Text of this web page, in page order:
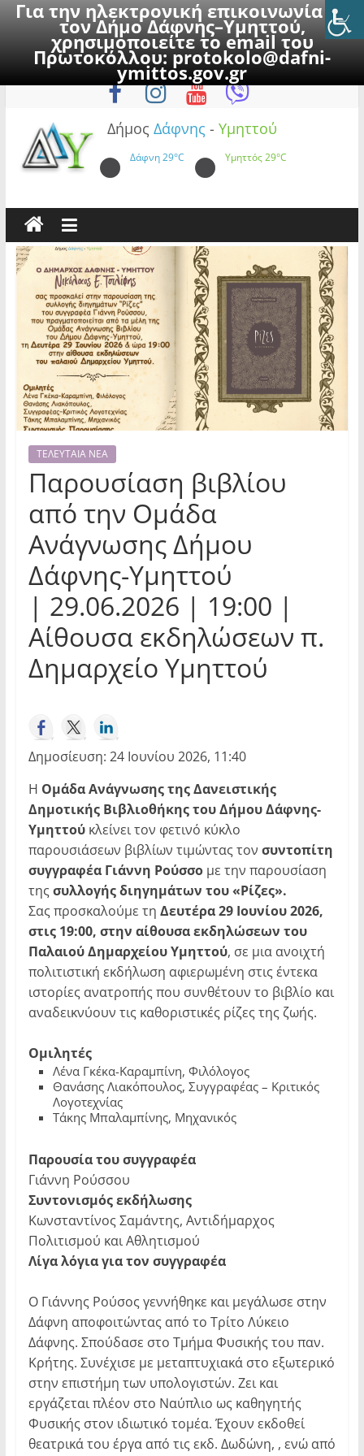
Για την ηλεκτρονική επικοινωνία με
τον Δήμο Δάφνης–Υμηττού,
χρησιμοποιείτε το email του
Πρωτοκόλλου:protokolo@dafni-
ymittos.gov.gr
to
Πέμπτη, 6 Αυγούστου 2026
Δήμος Δάφνης - Υμηττού
Δάφνη29°C Υμηττός29°C
ΤΕΛΕΥΤΑΙΑ ΝΕΑ
Παρουσίαση βιβλίου
από την Ομάδα
Ανάγνωσης Δήμου
Δάφνης-Υμηττού
| 29.06.2026 | 19:00 |
Αίθουσα εκδηλώσεων π.
Δημαρχείο Υμηττού
Δημοσίευση: 24 Ιουνίου 2026, 11:40
Η Ομάδα Ανάγνωσης της Δανειστικής
Δημοτικής Βιβλιοθήκης του Δήμου Δάφνης-
Υμηττούκλείνει τον φετινό κύκλο
παρουσιάσεων βιβλίων τιμώντας τον συντοπίτη
συγγραφέα Γιάννη Ρούσσο με την παρουσίαση
της συλλογής διηγημάτων του «Ρίζες».
Σας προσκαλούμε τη Δευτέρα 29 Ιουνίου 2026,
στις 19:00, στην αίθουσα εκδηλώσεων του
Παλαιού Δημαρχείου Υμηττού, σε μια ανοιχτή
πολιτιστική εκδήλωση αφιερωμένη στις έντεκα
ιστορίες ανατροπής που συνθέτουν το βιβλίο και
αναδεικνύουν τις καθοριστικές ρίζες της ζωής.
Ομιλητές
Λένα Γκέκα-Καραμπίνη, Φιλόλογος
Θανάσης Λιακόπουλος, Συγγραφέας – Κριτικός
Λογοτεχνίας
Τάκης Μπαλαμπίνης, Μηχανικός
Παρουσία του συγγραφέα
Γιάννη Ρούσσου
Συντονισμός εκδήλωσης
Κωνσταντίνος Σαμάντης, Αντιδήμαρχος
Πολιτισμού και Αθλητισμού
Λίγα λόγια για τον συγγραφέα
Ο Γιάννης Ρούσος γεννήθηκε και μεγάλωσε στην
Δάφνη αποφοιτώντας από το Τρίτο Λύκειο
Δάφνης. Σπούδασε στο Τμήμα Φυσικής του παν.
Κρήτης. Συνέχισε με μεταπτυχιακά στο εξωτερικό
στην επιστήμη των υπολογιστών. Ζει και
εργάζεται πλέον στο Ναύπλιο ως καθηγητής
Φυσικής στον ιδιωτικό τομέα. Έχουν εκδοθεί
θεατρικά του έργα από τις εκδ. Δωδώνη, , ενώ από